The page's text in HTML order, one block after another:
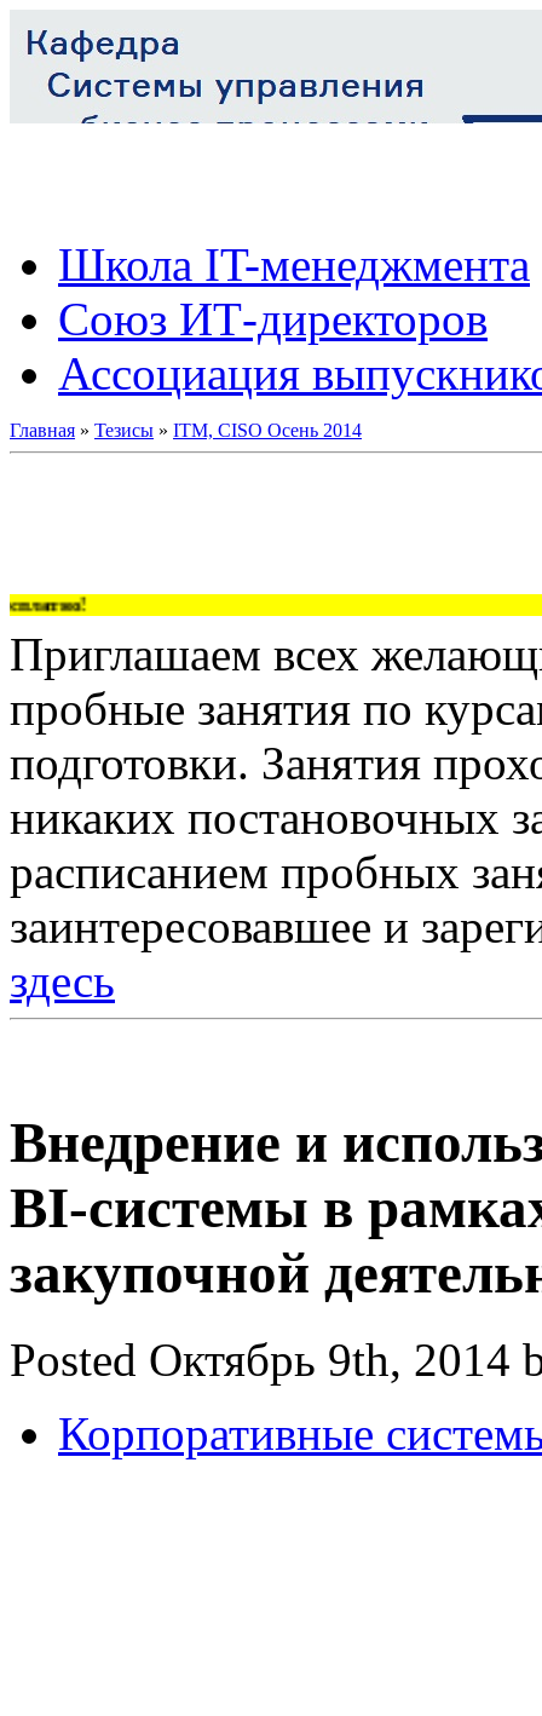
Школа IT-менеджмента
Союз ИТ-директоров
Ассоциация
Главная » Тезисы » ITM, CISO Осень 2014
Приглашаем всех
пробные занятия по
подготовки. Занятия
никаких постановочных
расписанием пробных
заинтересовавшее и
здесь
Внедрение и
BI-системы в
закупочной
Posted Октябрь 9th, 2014
Корпоративные